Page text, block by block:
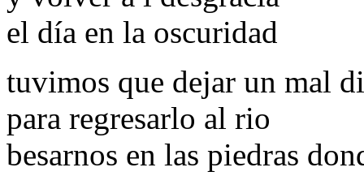
el día en la oscuridad
tuvimos que dejar un mal
para regresarlo al rio
besarnos en las piedras